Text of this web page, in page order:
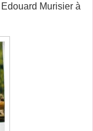
Murisier à